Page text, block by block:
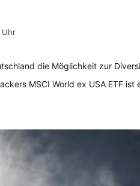
Uhr
die Möglichkeit zur
MSCI World ex USA ETF ist